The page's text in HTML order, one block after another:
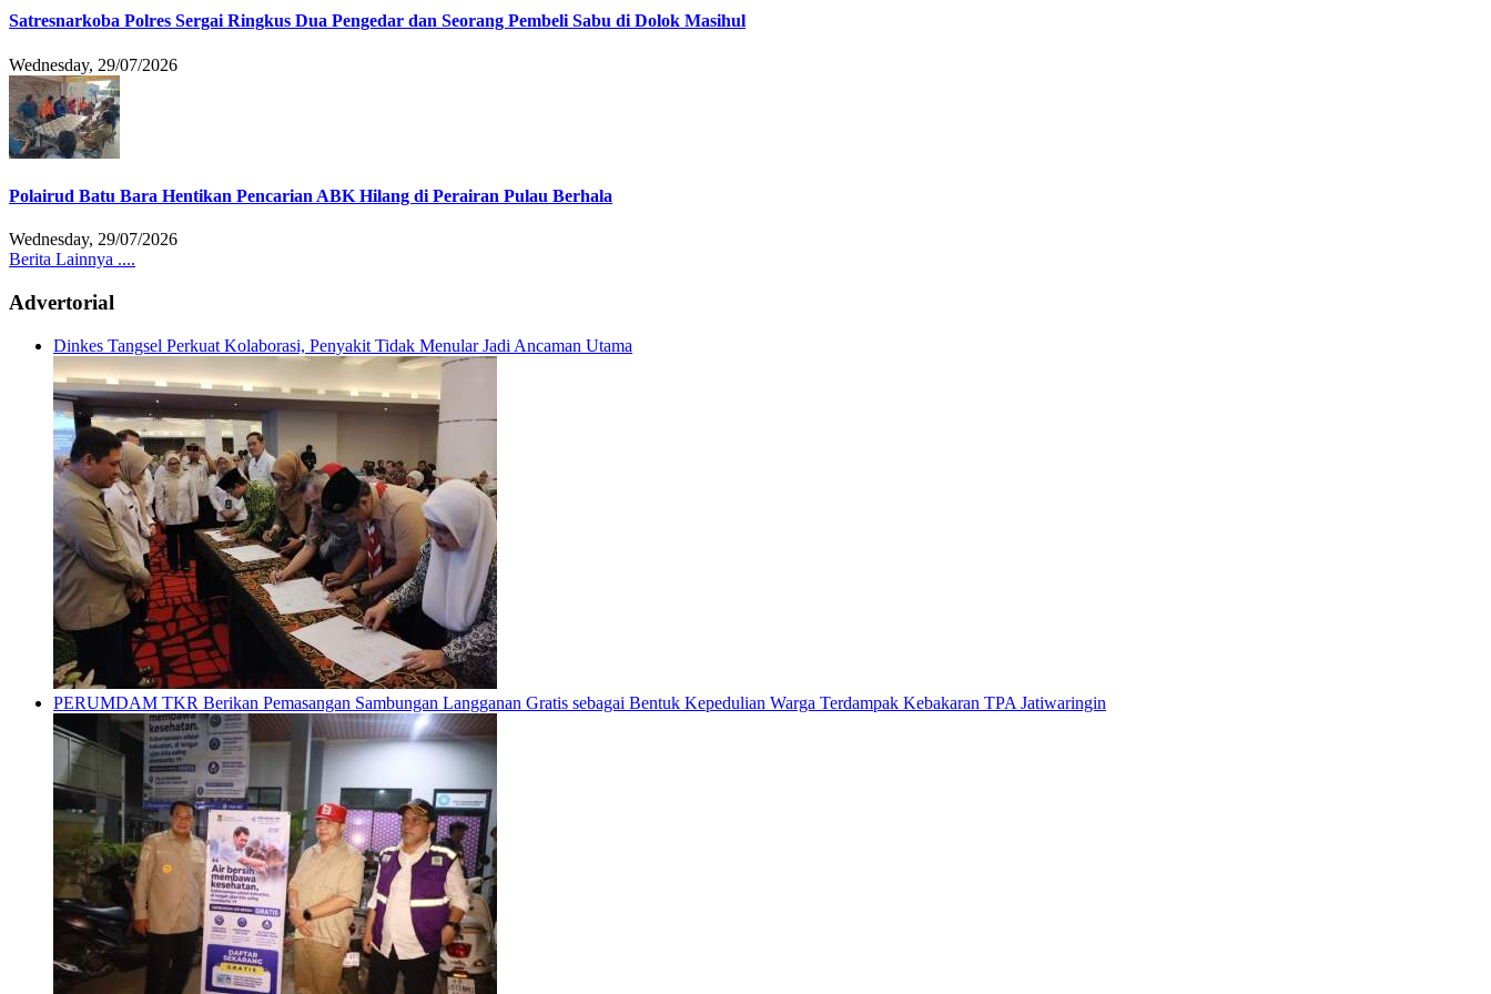
Satresnarkoba Polres Sergai Ringkus Dua Pengedar dan Seorang Pembeli Sabu di Dolok Masihul
Wednesday, 29/07/2026
Polairud Batu Bara Hentikan Pencarian ABK Hilang di Perairan Pulau Berhala
Wednesday, 29/07/2026
Berita Lainnya ....
Advertorial
Dinkes Tangsel Perkuat Kolaborasi, Penyakit Tidak Menular Jadi Ancaman Utama
PERUMDAM TKR Berikan Pemasangan Sambungan Langganan Gratis sebagai Bentuk Kepedulian Warga Terdampak Kebakaran TPA Jatiwaringin